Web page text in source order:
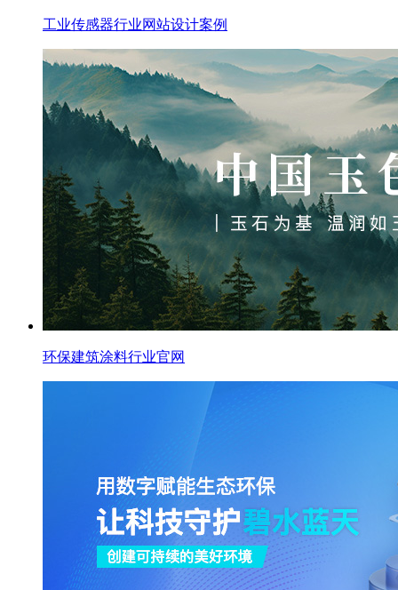
工业传感器行业网站设计案例
环保建筑涂料行业官网